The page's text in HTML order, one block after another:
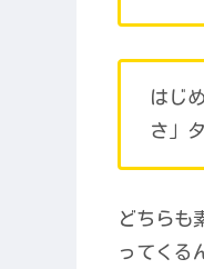
はじ
さ」
どちらも
ってくる